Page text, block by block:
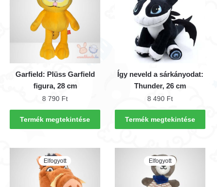
Garfield: Plüss Garfield
figura, 28 cm
8 790 Ft
Termék megtekintése
Így neveld a sárkányodat:
Thunder, 26 cm
8 490 Ft
Termék megtekintése
Elfogyott Elfogyott